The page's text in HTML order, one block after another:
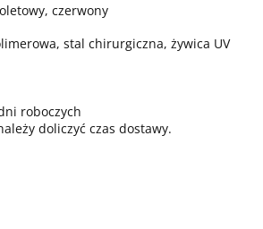
czerwony
stal chirurgiczna, żywica UV
roboczych
doliczyć czas dostawy.